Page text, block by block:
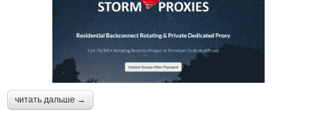
читать дальше →